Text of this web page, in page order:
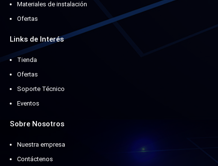
Materiales de instalación
Ofertas
Links de Interés
Tienda
Ofertas
Soporte Técnico
Eventos
Sobre Nosotros
Nuestra empresa
Contáctenos